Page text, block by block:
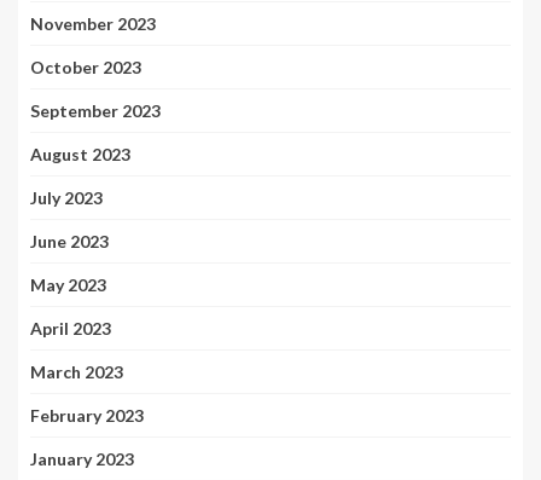
November 2023
October 2023
September 2023
August 2023
July 2023
June 2023
May 2023
April 2023
March 2023
February 2023
January 2023